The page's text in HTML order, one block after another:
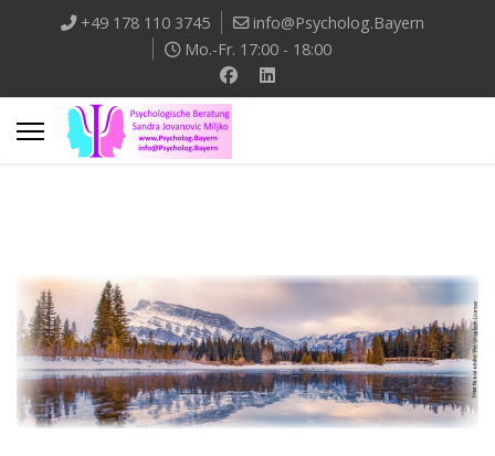
+49 178 110 3745
info@Psycholog.Bayern
Mo.-Fr. 17:00 - 18:00